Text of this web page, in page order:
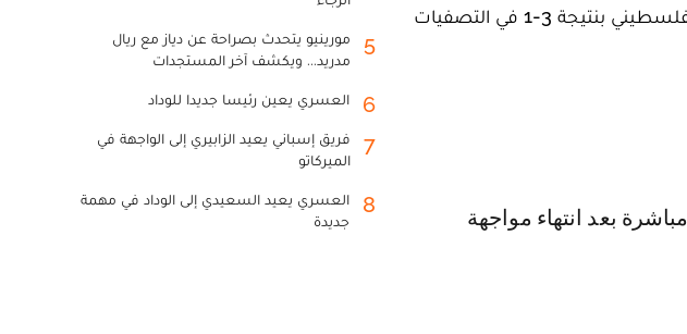
قاد المغربي جمال سلامي، مدرب المنتخب الأردني لتحقيق فوز ثمين على حساب المنتخب الفلسطيني بنتيجة 3-1 في التصفيات
5
مورينيو يتحدث بصراحة عن دياز مع ريال
مدريد... ويكشف آخر المستجدات
6 العسري يعين رئيسا جديدا للوداد
7
فريق إسباني يعيد الزابيري إلى الواجهة في
الميركاتو
8
العسري يعيد السعيدي إلى الوداد في مهمة
جديدة